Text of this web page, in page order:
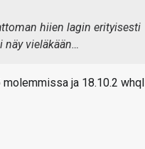
hiien lagin erityisesti
näy vieläkään…
ja 18.10.2 whql